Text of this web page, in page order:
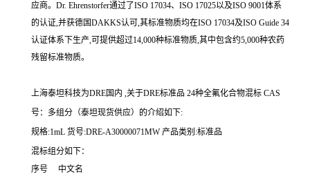
应商。Dr. Ehrenstorfer通过了ISO 17034、ISO 17025以及ISO 9001体系
的认证,并获德国DAKKS认可,其标准物质均在ISO 17034及ISO Guide 34
认证体系下生产,可提供超过14,000种标准物质,其中包含约5,000种农药
残留标准物质。
上海泰坦科技为DRE国内 ,关于DRE标准品 24种全氟化合物混标 CAS
号：多组分（泰坦现货供应）的介绍如下:
规格:1mL 货号:DRE-A30000071MW 产品类别:标准品
混标组分如下：
序号
中文名